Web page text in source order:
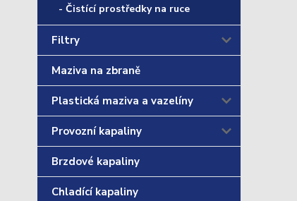
- Čistící prostředky na ruce
Filtry
Maziva na zbraně
Plastická maziva a vazelíny
Provozní kapaliny
Brzdové kapaliny
Chladící kapaliny